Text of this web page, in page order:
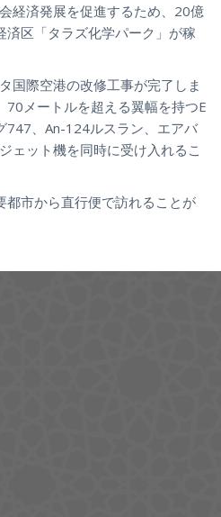
経済発展を促進するため、20億
済区「タラズ化学パーク」が稼
国際空港の改修工事が完了しま
70メートルを超える翼幅を持つE
747、An-124ルスラン、エアバ
ェット機を同時に受け入れるこ
都市から直行便で訪れることが